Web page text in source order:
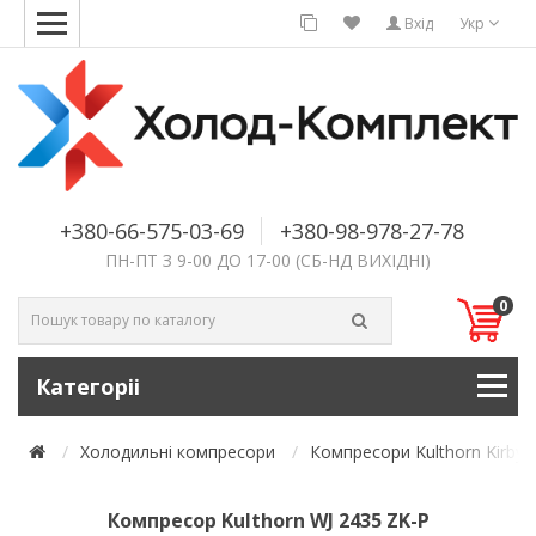
Укр
Вхід
+380-66-575-03-69 +380-98-978-27-78
ПН-ПТ З 9-00 ДО 17-00 (СБ-НД ВИХІДНІ)
0
Категоріі
Холодильні компресори Компресори Kulthorn Kirby
Компресор Kulthorn WJ 2435 ZK-P